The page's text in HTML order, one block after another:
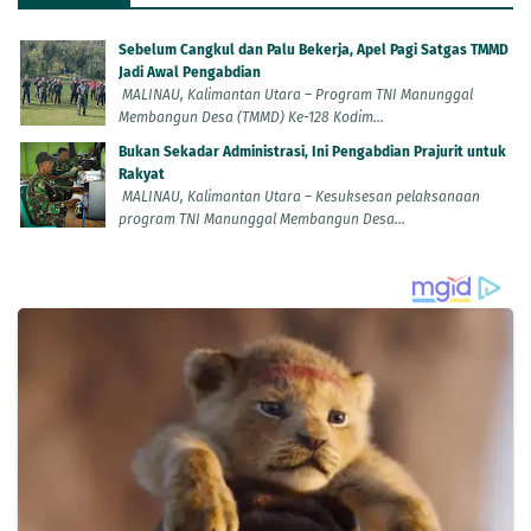
Sebelum Cangkul dan Palu Bekerja, Apel Pagi Satgas TMMD
Jadi Awal Pengabdian
MALINAU, Kalimantan Utara – Program TNI Manunggal
Membangun Desa (TMMD) Ke-128 Kodim...
Bukan Sekadar Administrasi, Ini Pengabdian Prajurit untuk
Rakyat
MALINAU, Kalimantan Utara – Kesuksesan pelaksanaan
program TNI Manunggal Membangun Desa...